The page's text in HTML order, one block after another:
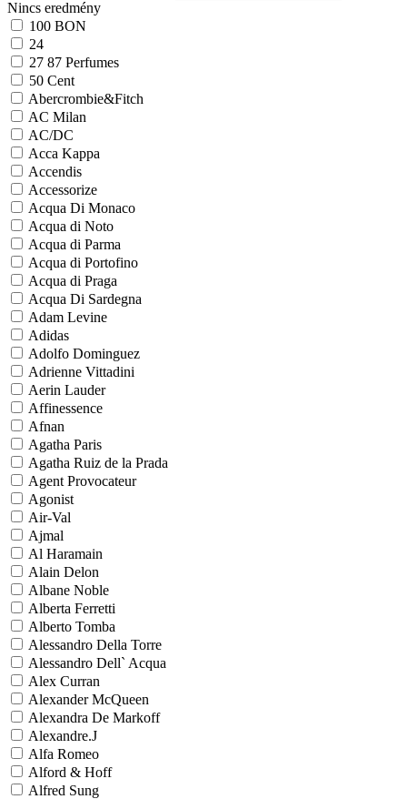
Nincs eredmény
100 BON
24
27 87 Perfumes
50 Cent
Abercrombie&Fitch
AC Milan
AC/DC
Acca Kappa
Accendis
Accessorize
Acqua Di Monaco
Acqua di Noto
Acqua di Parma
Acqua di Portofino
Acqua di Praga
Acqua Di Sardegna
Adam Levine
Adidas
Adolfo Dominguez
Adrienne Vittadini
Aerin Lauder
Affinessence
Afnan
Agatha Paris
Agatha Ruiz de la Prada
Agent Provocateur
Agonist
Air-Val
Ajmal
Al Haramain
Alain Delon
Albane Noble
Alberta Ferretti
Alberto Tomba
Alessandro Della Torre
Alessandro Dell` Acqua
Alex Curran
Alexander McQueen
Alexandra De Markoff
Alexandre.J
Alfa Romeo
Alford & Hoff
Alfred Sung